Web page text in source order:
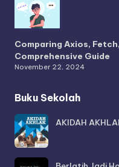
Comparing Axios,
Comprehensive Guide
November 22, 2024
Buku Sekolah
AKIDAH